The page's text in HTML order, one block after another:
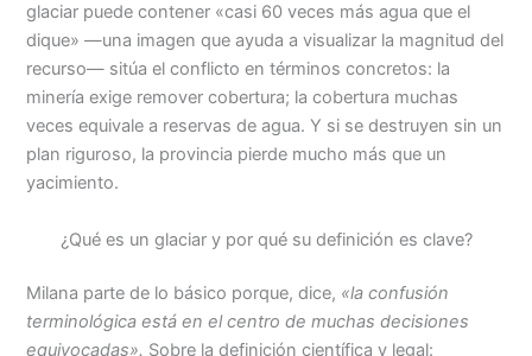
glaciar puede contener «casi 60 veces más agua que el
dique» —una imagen que ayuda a visualizar la magnitud del
recurso— sitúa el conflicto en términos concretos: la
minería exige remover cobertura; la cobertura muchas
veces equivale a reservas de agua. Y si se destruyen sin un
plan riguroso, la provincia pierde mucho más que un
yacimiento.
¿Qué es un glaciar y por qué su definición es clave?
Milana parte de lo básico porque, dice, «la confusión
terminológica está en el centro de muchas decisiones
equivocadas». Sobre la definición científica y legal: